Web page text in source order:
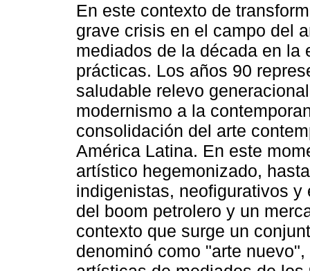
En este contexto de
grave crisis en el campo del
mediados de la década en la
prácticas. Los años 90
saludable relevo
modernismo a la
consolidación del arte
América Latina. En este
artístico hegemonizado,
indigenistas, neofigurativos
del boom petrolero y un
contexto que surge un
denominó como "arte